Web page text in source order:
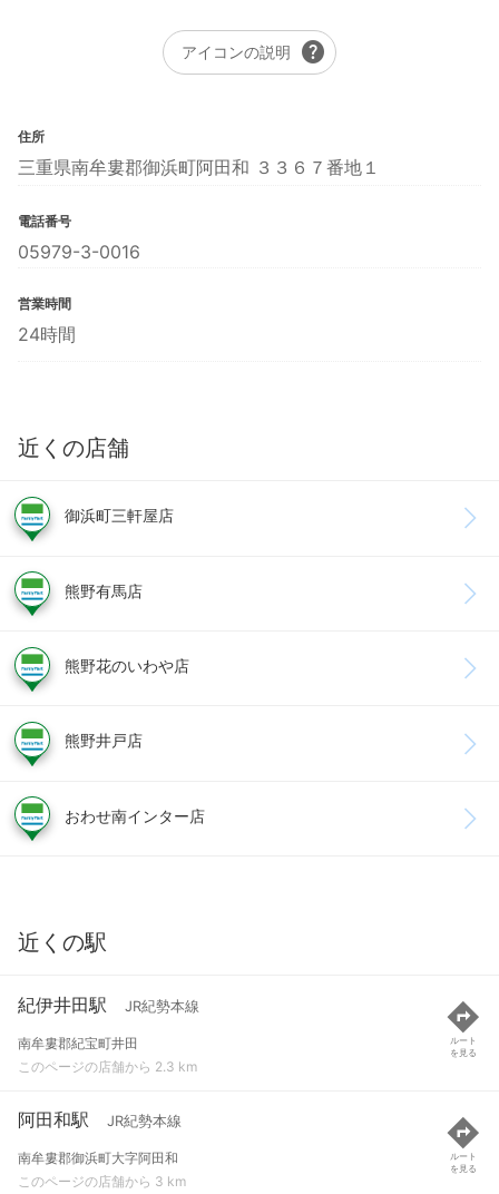
アイコンの説明 help
住所
三重県南牟婁郡御浜町阿田和 ３３６７番地１
電話番号
05979-3-0016
営業時間
24時間
近くの店舗
御浜町三軒屋店
熊野有馬店
熊野花のいわや店
熊野井戸店
おわせ南インター店
近くの駅
紀伊井田駅 JR紀勢本線
南牟婁郡紀宝町井田
このページの店舗から 2.3 km
ルート
を見る
阿田和駅 JR紀勢本線
南牟婁郡御浜町大字阿田和
このページの店舗から 3 km
ルート
を見る